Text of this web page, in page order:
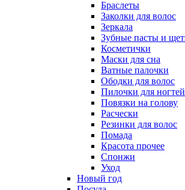
Браслеты
Заколки для волос
Зеркала
Зубные пасты и
Косметички
Маски для сна
Ватные палочки
Ободки для волос
Пилочки для ногтей
Повязки на голову
Расчески
Резинки для волос
Помада
Красота прочее
Спонжи
Уход
Новый год